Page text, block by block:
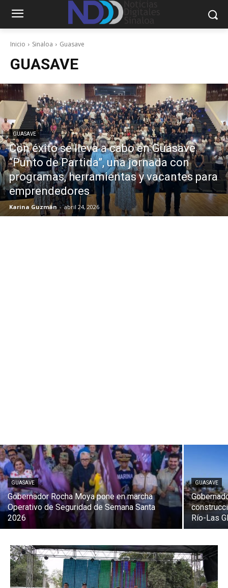
Inicio Sinaloa Guasave
GUASAVE
GUASAVE
Con éxito se lleva a cabo en Guasave
“Punto de Partida”, una jornada con
programas, herramientas y vacantes para
emprendedores
Karina Guzmán - abril 24, 2026
GUASAVE
Gobernador Rocha Moya pone en marcha
Operativo de Seguridad de Semana Santa
2026
GUASAVE
Río-Las